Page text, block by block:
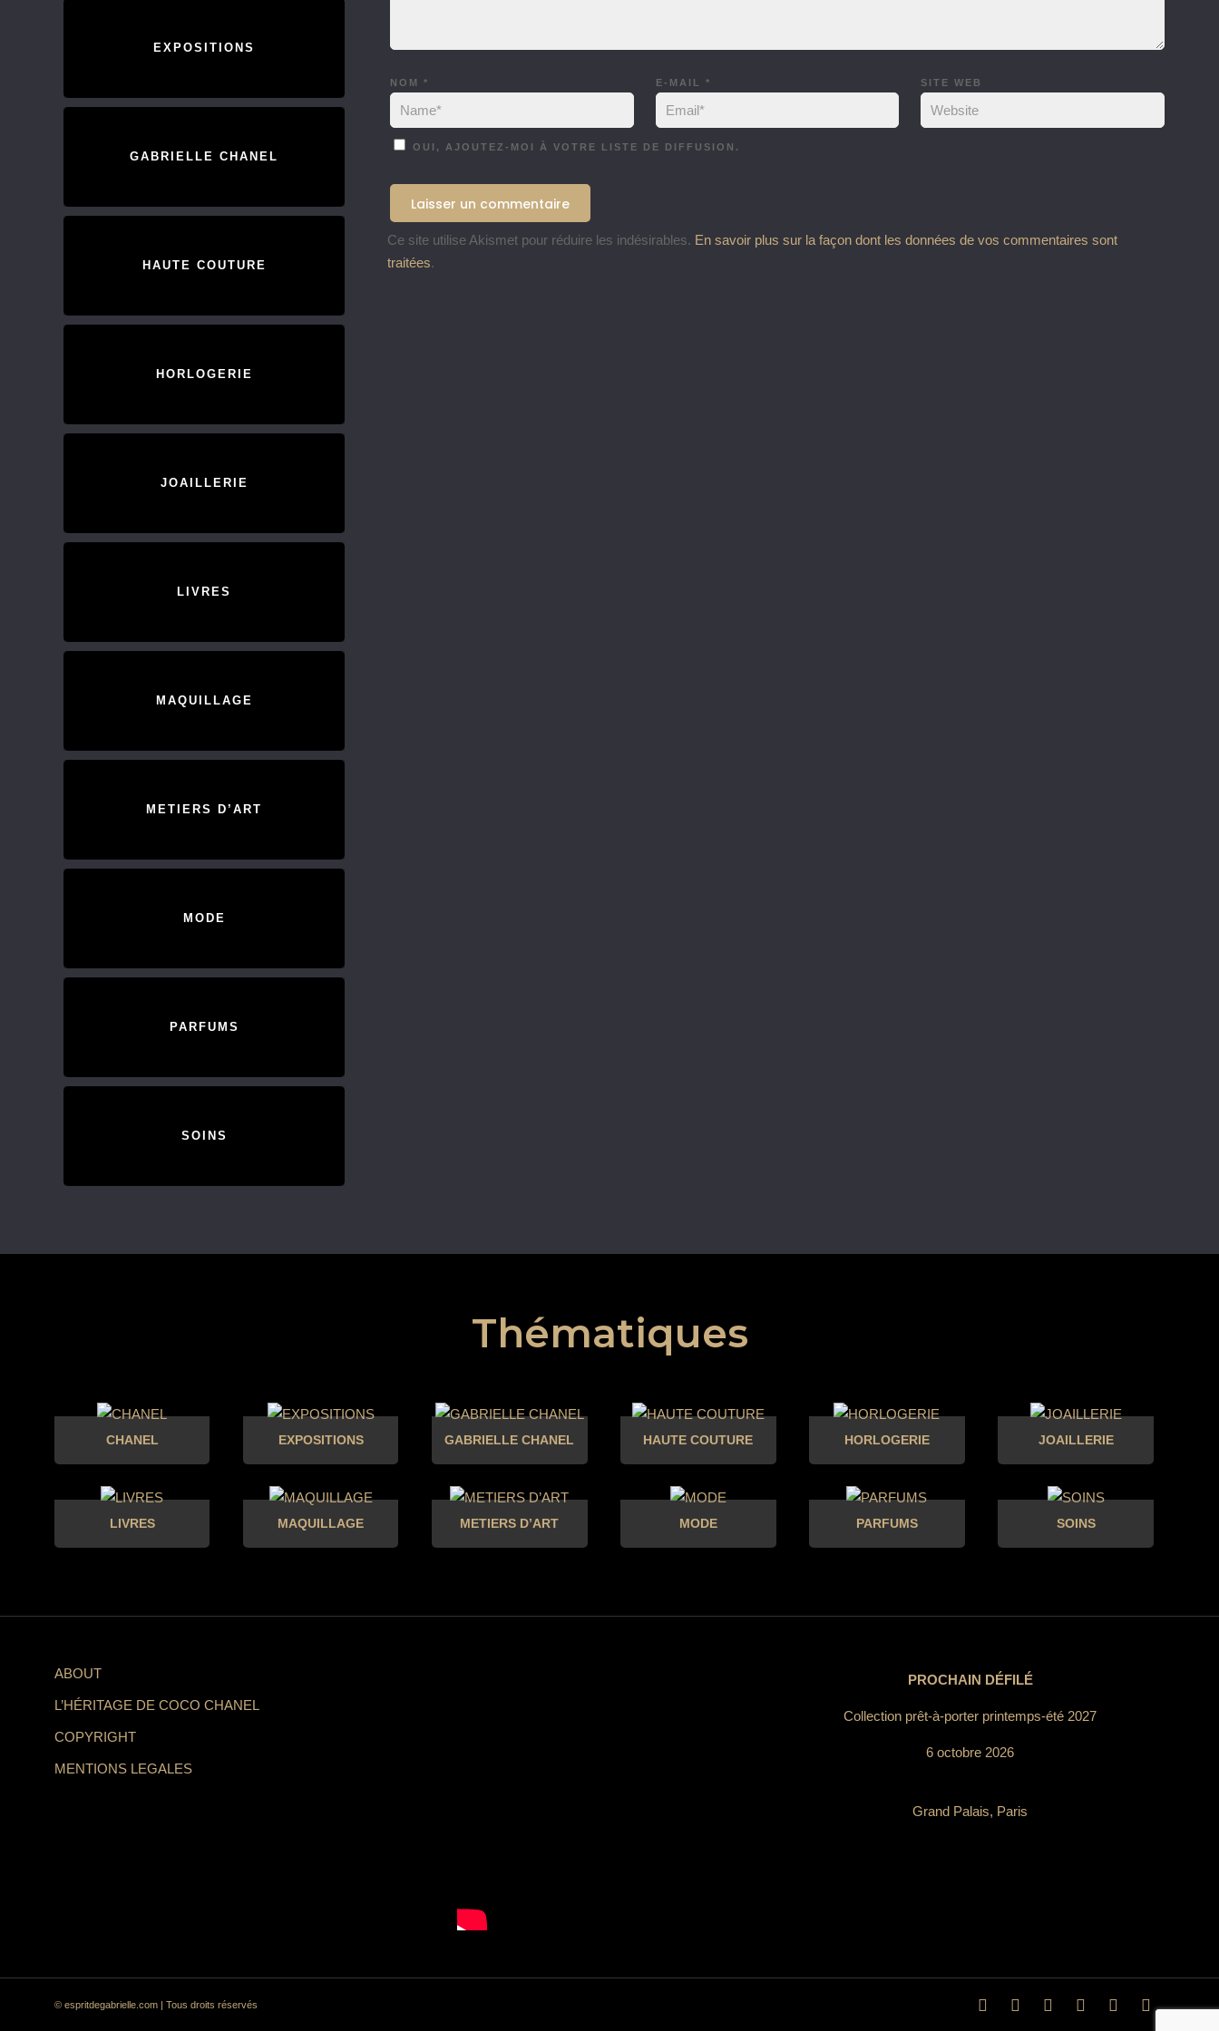
NOM * E-MAIL * SITE WEB
OUI, AJOUTEZ-MOI À VOTRE LISTE DE DIFFUSION.
Ce site utilise Akismet pour réduire les indésirables. En savoir plus sur la façon dont les données de vos commentaires sont
traitées.
EXPOSITIONS
GABRIELLE CHANEL
HAUTE COUTURE
HORLOGERIE
JOAILLERIE
LIVRES
MAQUILLAGE
METIERS D’ART
MODE
PARFUMS
SOINS
Thématiques
CHANEL EXPOSITIONS GABRIELLE CHANEL HAUTE COUTURE HORLOGERIE JOAILLERIE
LIVRES MAQUILLAGE METIERS D’ART MODE PARFUMS SOINS
ABOUT
L’HÉRITAGE DE COCO CHANEL
COPYRIGHT
MENTIONS LEGALES
PROCHAIN DÉFILÉ
Collection prêt-à-porter printemps-été 2027
6 octobre 2026
Grand Palais, Paris
© espritdegabrielle.com | Tous droits réservés